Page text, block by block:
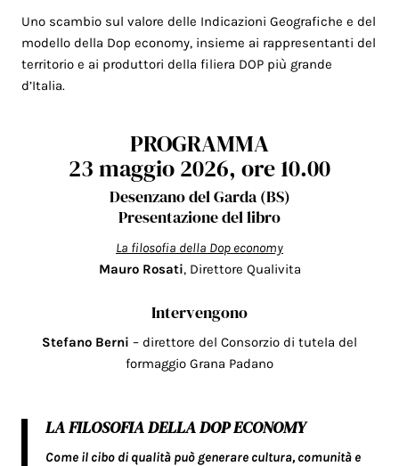
Uno scambio sul valore delle Indicazioni Geografiche e del
modello della Dop economy, insieme ai rappresentanti del
territorio e ai produttori della filiera DOP più grande
d’Italia.
PROGRAMMA
23 maggio 2026, ore 10.00
Desenzano del Garda (BS)
Presentazione del libro
La filosofia della Dop economy
Mauro Rosati, Direttore Qualivita
Intervengono
Stefano Berni – direttore del Consorzio di tutela del
formaggio Grana Padano
LA FILOSOFIA DELLA DOP ECONOMY
Come il cibo di qualità può generare cultura, comunità e